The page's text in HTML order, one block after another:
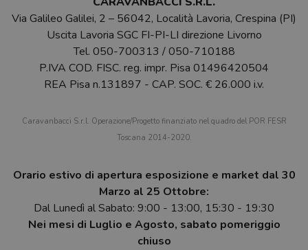
Via Galileo Galilei, 2 – 56042, Località Lavoria, Crespina (PI)
Uscita Lavoria SGC FI-PI-LI direzione Livorno
Tel. 050-700313 /050-710188
P.IVA COD. FISC. reg. impr. Pisa 01496420504
REA Pisa n.131897 - CAP. SOC. € 26.000 i.v.
Caravanbacci S.r.l. Operazione/Progetto finanziato nel quadro del POR FESR
Toscana 2014-2020.
Orario estivo di apertura esposizione e market dal 30
Marzo al 25 Ottobre:
Dal Lunedì al Sabato: 9:00 - 13:00, 15:30 - 19:30
Nei mesi di Luglio e Agosto, sabato pomeriggio
chiuso